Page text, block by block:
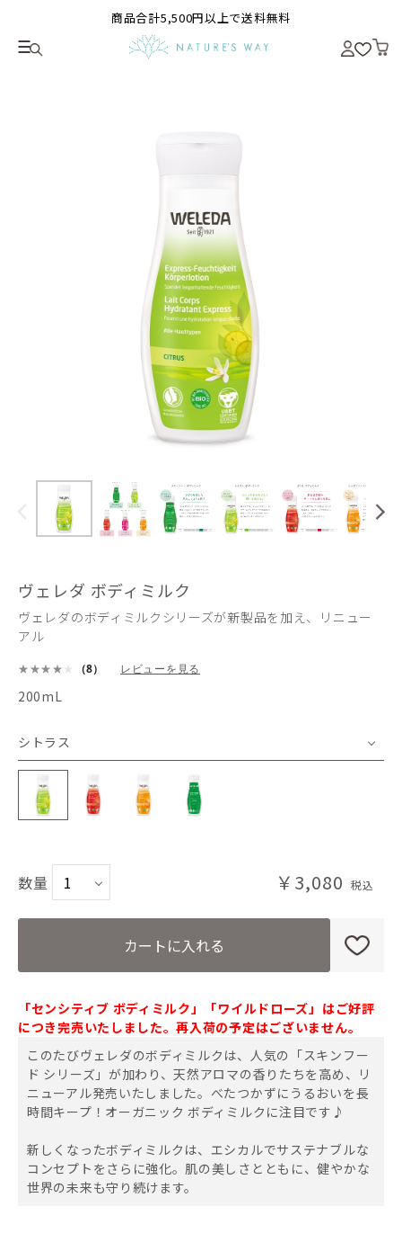
商品合計5,500円以上で送料無料
ヴェレダ ボディミルク
ヴェレダのボディミルクシリーズが新製品を加え、リニュー
アル
数量 ￥3,080
（8） レビューを見る
200mL
シトラス
ヒッポファンフルーティ
シトラス
カートに入れる
「センシティブ ボディミルク」「ワイルドローズ」はご好評
につき完売いたしました。再入荷の予定はございません。
このたびヴェレダのボディミルクは、人気の「スキンフー
ド シリーズ」が加わり、天然アロマの香りたちを高め、リ
ニューアル発売いたしました。べたつかずにうるおいを長
時間キープ！オーガニック ボディミルクに注目です♪
新しくなったボディミルクは、エシカルでサステナブルな
コンセプトをさらに強化。肌の美しさとともに、健やかな
世界の未来も守り続けます。